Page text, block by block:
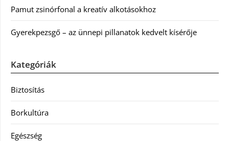
Pamut zsinórfonal a kreatív alkotásokhoz
Gyerekpezsgő – az ünnepi pillanatok kedvelt kísérője
Kategóriák
Biztosítás
Borkultúra
Egészség